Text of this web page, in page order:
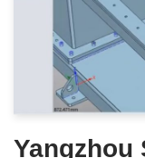
Yangzhou